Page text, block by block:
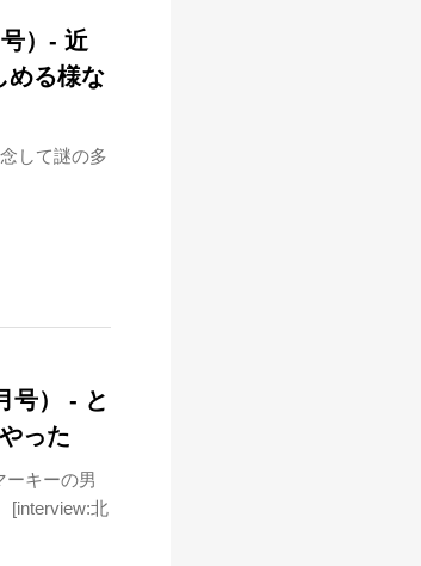
）- 近
める様な
して謎の多
号） - と
った
ーキーの男
[interview:北